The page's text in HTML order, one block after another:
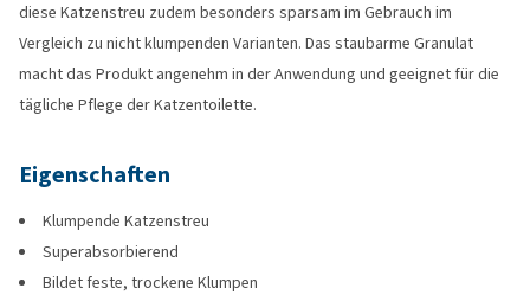
diese Katzenstreu zudem besonders sparsam im Gebrauch im
Vergleich zu nicht klumpenden Varianten. Das staubarme Granulat
macht das Produkt angenehm in der Anwendung und geeignet für die
tägliche Pflege der Katzentoilette.
Eigenschaften
Klumpende Katzenstreu
Superabsorbierend
Bildet feste, trockene Klumpen